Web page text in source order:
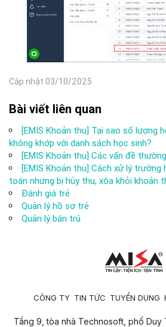
Cập nhật 03/10/2025
Bài viết liên quan
[EMIS Khoản thu] Tại sao số lượng
không khớp với danh sách học sinh?
[EMIS Khoản thu] Các vấn đề
[EMIS Khoản thu] Cách xử lý trường
toán nhưng bị hủy thu, xóa khỏi khoản
Đánh giá trẻ
Quản lý hồ sơ trẻ
Quản lý bán trú
CÔNG TY TIN TỨC TUYỂN DỤNG
Tầng 9, tòa nhà Technosoft, phố Duy